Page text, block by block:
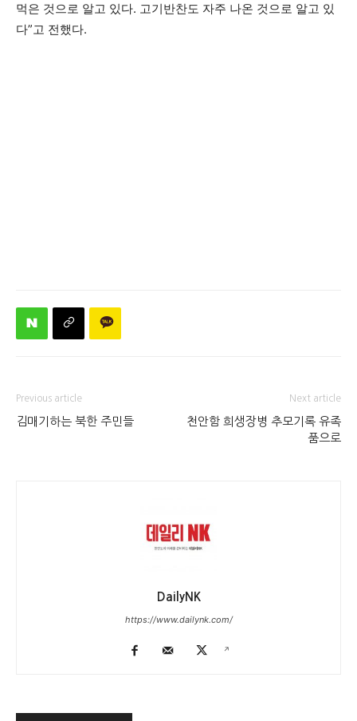
먹은 것으로 알고 있다. 고기반찬도 자주 나온 것으로 알고 있
다”고 전했다.
Previous article
김매기하는 북한 주민들
Next article
천안함 희생장병 추모기록 유족
품으로
DailyNK
https://www.dailynk.com/